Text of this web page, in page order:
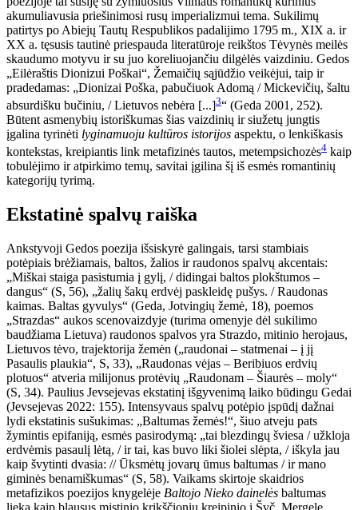
akumuliavusia priešinimosi rusų imperializmui tema. Sukilimų
patirtys po Abiejų Tautų Respublikos padalijimo 1795 m., XIX a. ir
XX a. tęsusis tautinė priespauda literatūroje reikštos Tėvynės meilės
skaudumo motyvu ir su juo koreliuojančiu dilgėlės vaizdiniu. Gedos
„Eilėraštis Dionizui Poškai“, Žemaičių sąjūdžio veikėjui, taip ir
pradedamas: „Dionizai Poška, pabučiuok Adomą / Mickevičių, šaltu
absurdišku bučiniu, / Lietuvos nebėra [...]3“ (Geda 2001, 252).
Būtent asmenybių istoriškumas šias vaizdinių ir siužetų jungtis
įgalina tyrinėti lyginamuoju kultūros istorijos aspektu, o lenkiškasis
kontekstas, kreipiantis link metafizinės tautos, metempsichozės4 kaip
tobulėjimo ir atpirkimo temų, savitai įgilina šį iš esmės romantinių
kategorijų tyrimą.
Ekstatinė spalvų raiška
Ankstyvoji Gedos poezija išsiskyrė galingais, tarsi stambiais
potėpiais brėžiamais, baltos, žalios ir raudonos spalvų akcentais:
„Miškai staiga pasistumia į gylį, / didingai baltos plokštumos –
dangus“ (S, 56), „žalių šakų erdvėj paskleidę pušys. / Raudonas
kaimas. Baltas gyvulys“ (Geda, Jotvingių žemė, 18), poemos
„Strazdas“ aukos scenovaizdyje (turima omenyje dėl sukilimo
baudžiama Lietuva) raudonos spalvos yra Strazdo, mitinio herojaus,
Lietuvos tėvo, trajektorija žemėn („raudonai – statmenai – į jį
Pasaulis plaukia“, S, 33), „Raudonas vėjas – Beribiuos erdvių
plotuos“ atveria milijonus protėvių „Raudonam – Šiaurės – moly“
(S, 34). Paulius Jevsejevas ekstatinį išgyvenimą laiko būdingu Gedai
(Jevsejevas 2022: 155). Intensyvaus spalvų potėpio įspūdį dažnai
lydi ekstatinis sušukimas: „Baltumas žemės!“, šiuo atveju pats
žymintis epifaniją, esmės pasirodymą: „tai blezdingų šviesa / užkloja
erdvėmis pasaulį lėtą, / ir tai, kas buvo liki šiolei slėpta, / iškyla jau
kaip švytinti dvasia: // Ūksmėtų jovarų ūmus baltumas / ir mano
giminės benamiškumas“ (S, 58). Vaikams skirtoje skaidrios
metafizikos poezijos knygelėje Baltojo Nieko dainelės baltumas